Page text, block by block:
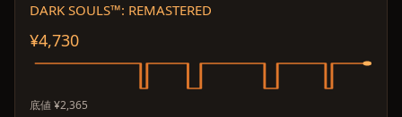
DARK SOULS™: REMASTERED
¥4,730
底値 ¥2,365